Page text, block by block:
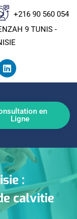
+216 90 560 054
9 TUNIS -
en
Ligne
:
calvitie